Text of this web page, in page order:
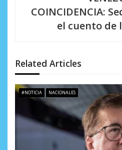
d
e
n
COINCIDENCIA:
el cuento de
Related Articles
#NOTICIA NACIONALES